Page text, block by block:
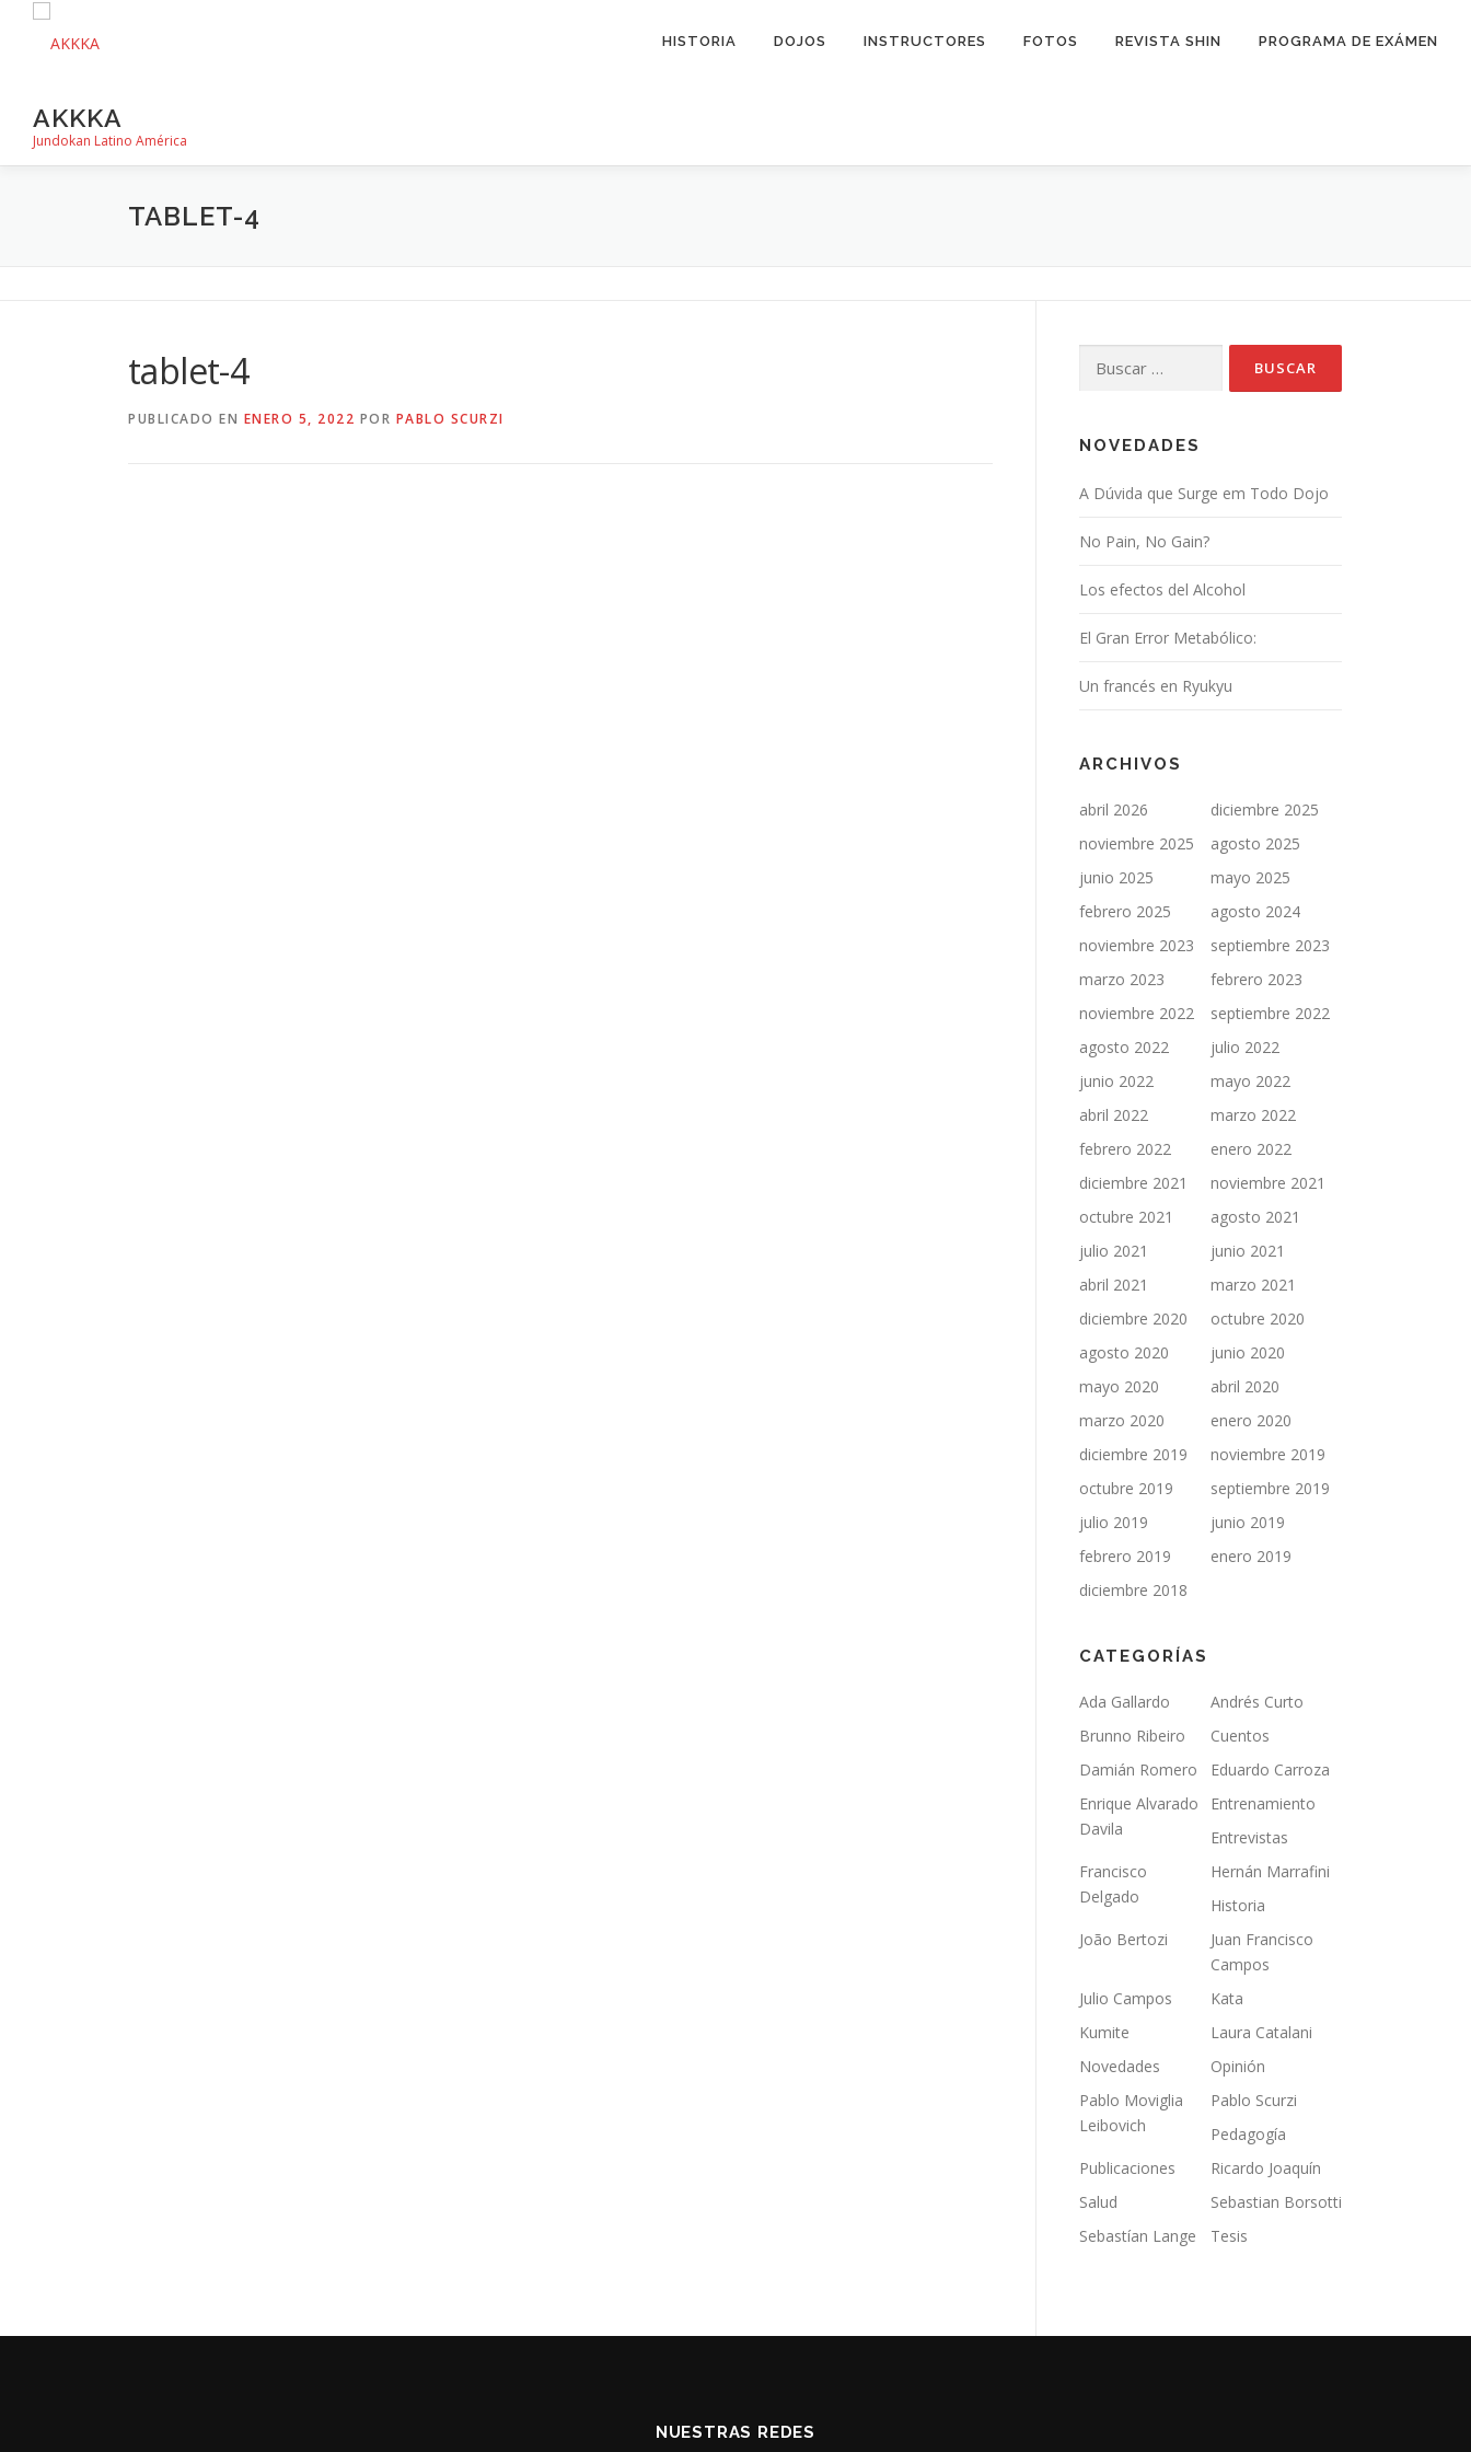
AKKKA
Jundokan Latino América
HISTORIA DOJOS INSTRUCTORES FOTOS REVISTA SHIN PROGRAMA DE EXÁMEN
TABLET-4
tablet-4
PUBLICADO EN ENERO 5, 2022 POR PABLO SCURZI
NOVEDADES
A Dúvida que Surge em Todo Dojo
No Pain, No Gain?
Los efectos del Alcohol
El Gran Error Metabólico:
Un francés en Ryukyu
ARCHIVOS
abril 2026
diciembre 2025
noviembre 2025
agosto 2025
junio 2025
mayo 2025
febrero 2025
agosto 2024
noviembre 2023
septiembre 2023
marzo 2023
febrero 2023
noviembre 2022
septiembre 2022
agosto 2022
julio 2022
junio 2022
mayo 2022
abril 2022
marzo 2022
febrero 2022
enero 2022
diciembre 2021
noviembre 2021
octubre 2021
agosto 2021
julio 2021
junio 2021
abril 2021
marzo 2021
diciembre 2020
octubre 2020
agosto 2020
junio 2020
mayo 2020
abril 2020
marzo 2020
enero 2020
diciembre 2019
noviembre 2019
octubre 2019
septiembre 2019
julio 2019
junio 2019
febrero 2019
enero 2019
diciembre 2018
CATEGORÍAS
Ada Gallardo
Andrés Curto
Brunno Ribeiro
Cuentos
Damián Romero
Eduardo Carroza
Enrique Alvarado
Davila
Entrenamiento
Entrevistas
Francisco
Delgado
Hernán Marrafini
Historia
João Bertozi
Juan Francisco
Campos
Julio Campos
Kata
Kumite
Laura Catalani
Novedades
Opinión
Pablo Moviglia
Leibovich
Pablo Scurzi
Pedagogía
Publicaciones
Ricardo Joaquín
Salud
Sebastian Borsotti
Sebastían Lange
Tesis
NUESTRAS REDES